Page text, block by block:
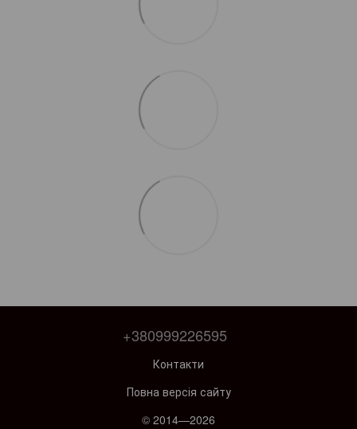
+380999226595
Контакти
Повна версія сайту
© 2014—2026